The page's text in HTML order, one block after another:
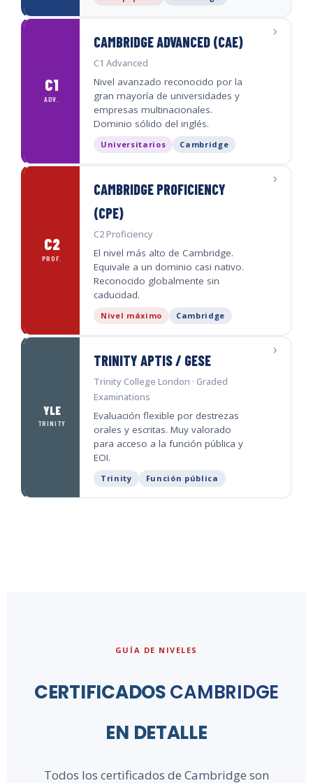
C1
ADV.
CAMBRIDGE ADVANCED (CAE)
C1 Advanced
Nivel avanzado reconocido por la
gran mayoría de universidades y
empresas multinacionales.
Dominio sólido del inglés.
Universitarios Cambridge
›
C2
PROF.
CAMBRIDGE PROFICIENCY
(CPE)
C2 Proficiency
El nivel más alto de Cambridge.
Equivale a un dominio casi nativo.
Reconocido globalmente sin
caducidad.
Nivel máximo Cambridge
›
YLE
TRINITY
TRINITY APTIS / GESE
Trinity College London · Graded
Examinations
Evaluación flexible por destrezas
orales y escritas. Muy valorado
para acceso a la función pública y
EOI.
Trinity Función pública
›
GUÍA DE NIVELES
CERTIFICADOSCAMBRIDGE
EN DETALLE
Todos los certificados de Cambridge son